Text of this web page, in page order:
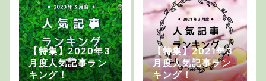
【特集】2020年3
月度人気記事ラン
キング！
【特集】2021年3
月度人気記事ラン
キング！